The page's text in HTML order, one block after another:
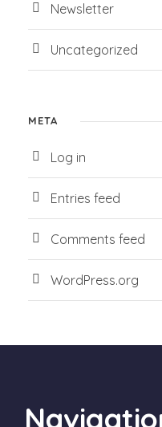
Newsletter
Uncategorized
META
Log in
Entries feed
Comments feed
WordPress.org